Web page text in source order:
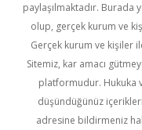
paylaşılmaktadır. Burada
olup, gerçek kurum ve
Gerçek kurum ve kişiler
Sitemiz, kar amacı
platformudur. Hukuka
düşündüğünüz
adresine bildirmeniz